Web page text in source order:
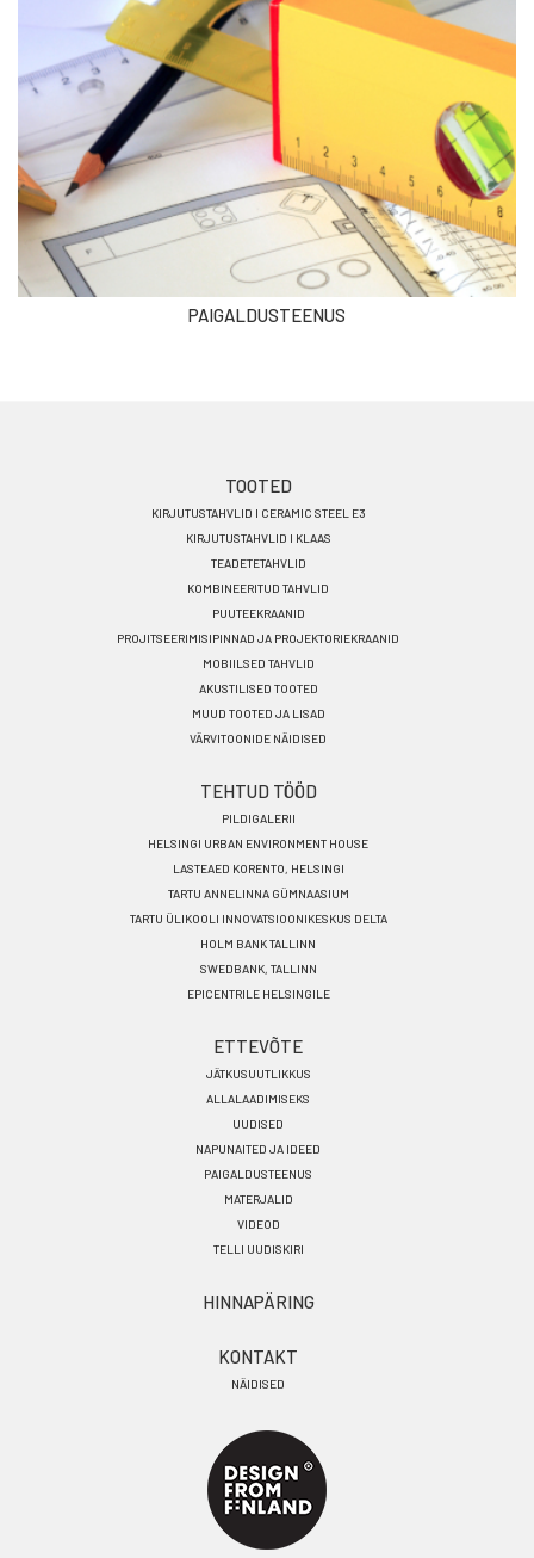
PAIGALDUSTEENUS
TOOTED
KIRJUTUSTAHVLID I CERAMIC STEEL E3
KIRJUTUSTAHVLID I KLAAS
TEADETETAHVLID
KOMBINEERITUD TAHVLID
PUUTEEKRAANID
PROJITSEERIMISIPINNAD JA PROJEKTORIEKRAANID
MOBIILSED TAHVLID
AKUSTILISED TOOTED
MUUD TOOTED JA LISAD
VÄRVITOONIDE NÄIDISED
TEHTUD TÖÖD
PILDIGALERII
HELSINGI URBAN ENVIRONMENT HOUSE
LASTEAED KORENTO, HELSINGI
TARTU ANNELINNA GÜMNAASIUM
TARTU ÜLIKOOLI INNOVATSIOONIKESKUS DELTA
HOLM BANK TALLINN
SWEDBANK, TALLINN
EPICENTRILE HELSINGILE
ETTEVÕTE
JÄTKUSUUTLIKKUS
ALLALAADIMISEKS
UUDISED
NAPUNAITED JA IDEED
PAIGALDUSTEENUS
MATERJALID
VIDEOD
TELLI UUDISKIRI
HINNAPÄRING
KONTAKT
NÄIDISED